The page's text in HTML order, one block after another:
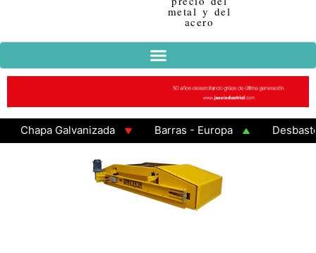
metal y del
acero
Chapa Galvanizada Barras - Europa
Desbaste -